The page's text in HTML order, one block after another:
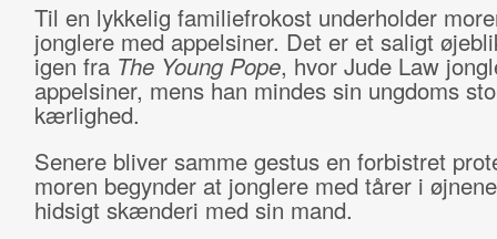
Til en lykkelig familiefrokost underholder
jonglere med appelsiner. Det er et saligt
igen fra The Young Pope, hvor Jude Law
appelsiner, mens han mindes sin ungdoms
kærlighed.
Senere bliver samme gestus en forbistret
moren begynder at jonglere med tårer i
hidsigt skænderi med sin mand.